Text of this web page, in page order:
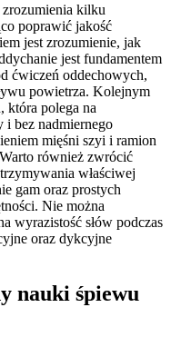
kilku
poprawić jakość
jest zrozumienie, jak
jest fundamentem
ćwiczeń oddechowych,
powietrza. Kolejnym
która polega na
i bez nadmiernego
mięśni szyi i ramion
również zwrócić
właściwej
gam oraz prostych
Nie można
wyrazistość słów podczas
oraz dykcyjne
nauki śpiewu